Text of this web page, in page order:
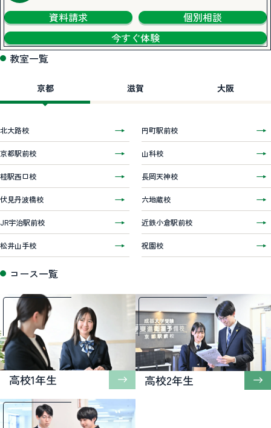
資料請求
個別相談
今すぐ体験
教室一覧
京都 滋賀 大阪
北大路校 円町駅前校
京都駅前校 山科校
桂駅西口校 長岡天神校
伏見丹波橋校 六地蔵校
JR宇治駅前校 近鉄小倉駅前校
松井山手校 祝園校
コース一覧
高校1年生 高校2年生